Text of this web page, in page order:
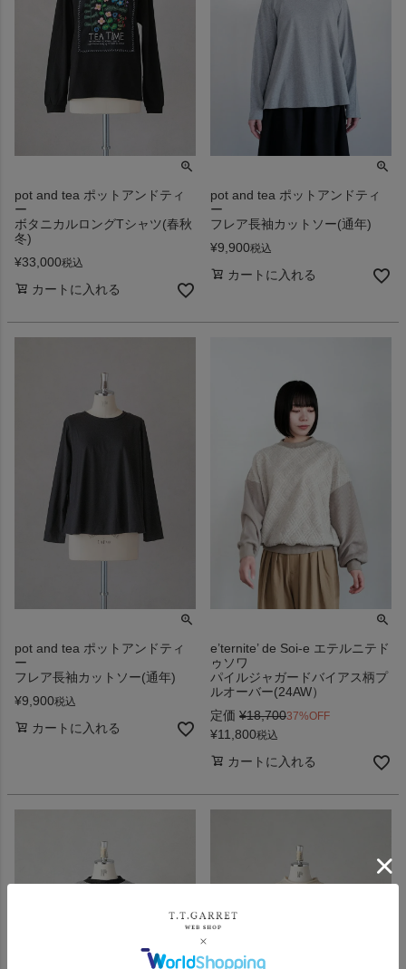
pot and tea ポットアンドティ
ー
ボタニカルロングTシャツ(春秋
冬)
¥33,000税込
カートに入れる
pot and tea ポットアンドティ
ー
フレア長袖カットソー(通年)
¥9,900税込
カートに入れる
pot and tea ポットアンドティ
ー
フレア長袖カットソー(通年)
¥9,900税込
カートに入れる
e’ternite’ de Soi-e エテルニテド
ゥソワ
パイルジャガードバイアス柄プ
ルオーバー(24AW）
定価 ¥18,70037%OFF
¥11,800税込
カートに入れる